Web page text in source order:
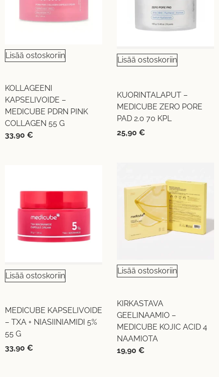
Lisää ostoskoriin
KOLLAGEENI
KAPSELIVOIDE –
MEDICUBE PDRN PINK
COLLAGEN 55 G
33,90 €
Lisää ostoskoriin
KUORINTALAPUT –
MEDICUBE ZERO PORE
PAD 2.0 70 KPL
25,90 €
Lisää ostoskoriin
MEDICUBE KAPSELIVOIDE
– TXA + NIASIINIAMIDI 5%
55 G
33,90 €
Lisää ostoskoriin
KIRKASTAVA
GEELINAAMIO –
MEDICUBE KOJIC ACID 4
NAAMIOTA
19,90 €